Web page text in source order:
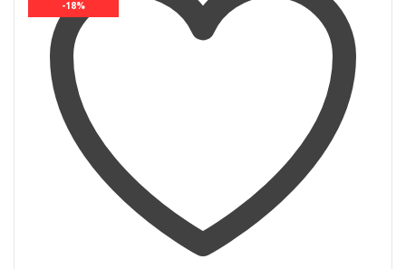
-18%